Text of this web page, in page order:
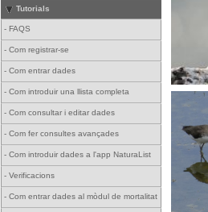
Tutorials
- FAQS
- Com registrar-se
- Com entrar dades
- Com introduir una llista completa
- Com consultar i editar dades
- Com fer consultes avançades
- Com introduir dades a l'app NaturaList
- Verificacions
- Com entrar dades al mòdul de mortalitat